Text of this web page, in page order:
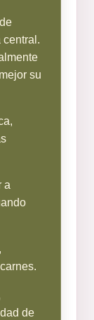
central.
su
a
de